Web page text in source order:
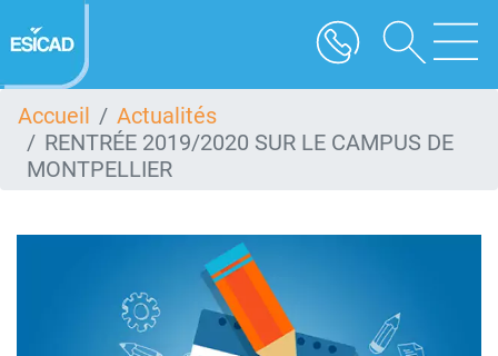
au
contenu
Accueil
Actualités
RENTRÉE 2019/2020 SUR LE CAMPUS DE
MONTPELLIER